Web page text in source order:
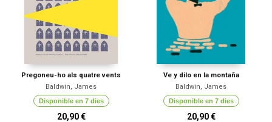
Pregoneu-ho als quatre vents
Baldwin, James
Disponible en 7 dies
20,90 €
Ve y dilo en la montaña
Baldwin, James
Disponible en 7 dies
20,90 €